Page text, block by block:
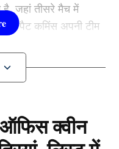
है, जहां तीसरे मैच में
पैट कमिंस अपनी टीम
हार के बाद एक्शन
क्वीन